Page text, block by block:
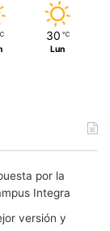
30 ℃
Lun
por la
Integra
versión y